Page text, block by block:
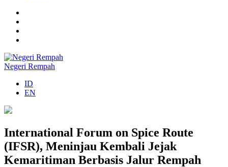
Negeri Rempah
ID
EN
International Forum on Spice Route
(IFSR), Meninjau Kembali Jejak
Kemaritiman Berbasis Jalur Rempah